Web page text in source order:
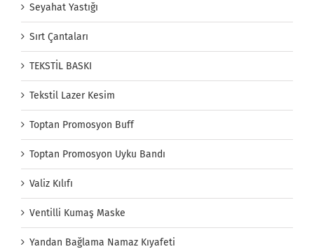
Seyahat Yastığı
Sırt Çantaları
TEKSTİL BASKI
Tekstil Lazer Kesim
Toptan Promosyon Buff
Toptan Promosyon Uyku Bandı
Valiz Kılıfı
Ventilli Kumaş Maske
Yandan Bağlama Namaz Kıyafeti